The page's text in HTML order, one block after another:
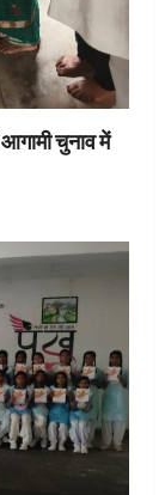
आगामी चुनाव में